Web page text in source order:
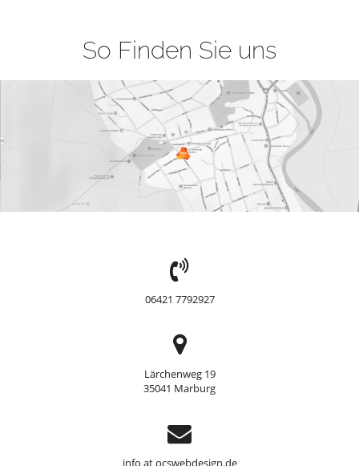
So Finden Sie uns
TEL:
06421 7792927
Adresse
Lärchenweg 19
35041 Marburg
Support
info at ocswebdesign.de